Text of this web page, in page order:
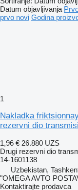
Datum objavljivanja
prvo novi Godina
1
Nakladka
rezervni dio
1,96 € 26.880 UZS
Drugi rezervni dio
14-1601138
Uzbekistan,
"OMEGA AVTO
Kontaktirajte prodavca